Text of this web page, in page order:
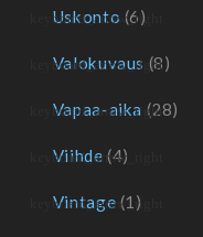
Uskonto (6)
Valokuvaus (8)
Vapaa-aika (28)
Viihde (4)
Vintage (1)